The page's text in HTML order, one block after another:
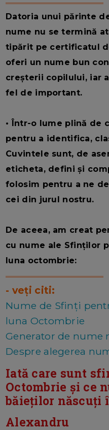
Datoria unui părinte
nume nu se termină
tipărit pe certificatul
oferi un nume bun
creșterii copilului, iar
fel de important.
• Într-o lume plină de
pentru a identifica,
Cuvintele sunt, de
eticheta, defini și
folosim pentru a ne
cei din jurul nostru.
De aceea, am creat
cu nume ale Sfinților
luna octombrie:
- veți citi:
Nume de Sfinți
luna Octombrie
Generator de nume
Despre alegerea
Iată care sunt
Octombrie și ce
băieților născuți
Alexandru